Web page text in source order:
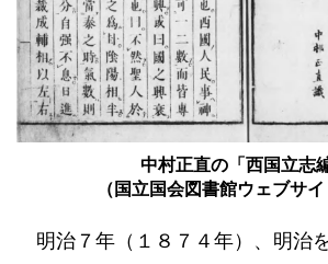
中村正直の「西国立志
（国立国会図書館ウェブサイ
明治７年（１８７４年）、明治